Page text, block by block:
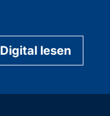
Digital lesen